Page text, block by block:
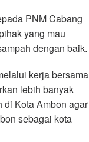
PNM Cabang
yang mau
dengan baik.
kerja bersama
lebih banyak
di Kota Ambon agar
sebagai kota